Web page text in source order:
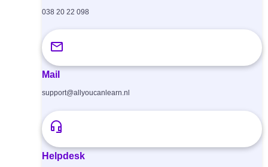
038 20 22 098
Mail
support@allyoucanlearn.nl
Helpdesk